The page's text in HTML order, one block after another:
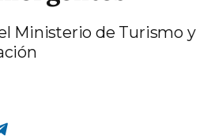
Ministerio de Turismo y